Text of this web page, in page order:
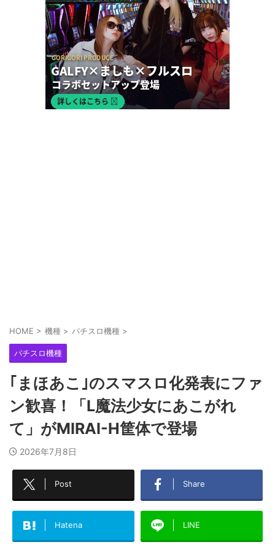
HOME > 機種 > パチスロ機種 >
パチスロ機種
｢まほあこ｣のスマスロ化発表にファ
ン歓喜！「L魔法少女にあこがれ
て」がMIRAI-H筐体で登場
2026年7月8日
Post Share
Hatena LINE